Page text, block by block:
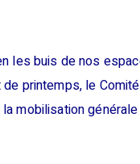
les buis de nos
printemps, le
générale